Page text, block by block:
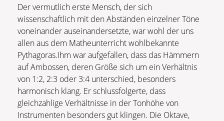
Der vermutlich erste Mensch, der sich
wissenschaftlich mit den Abständen einzelner Töne
voneinander auseinandersetzte, war wohl der uns
allen aus dem Matheunterricht wohlbekannte
Pythagoras.Ihm war aufgefallen, dass das Hämmern
auf Ambossen, deren Größe sich um ein Verhältnis
von 1:2, 2:3 oder 3:4 unterschied, besonders
harmonisch klang. Er schlussfolgerte, dass
gleichzahlige Verhältnisse in der Tonhöhe von
Instrumenten besonders gut klingen. Die Oktave,